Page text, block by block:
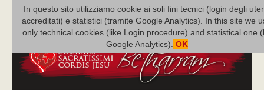
In questo sito utilizziamo cookie ai soli fini tecnici (login degli
accreditati) e statistici (tramite Google Analytics). In this site we
only technical cookies (like Login procedure) and statistical one
Google Analytics). OK